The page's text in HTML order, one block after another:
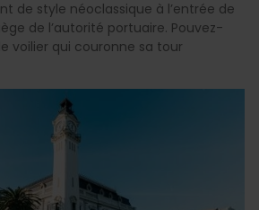
de style néoclassique à l’entrée de
de l’autorité portuaire. Pouvez-
voilier qui couronne sa tour